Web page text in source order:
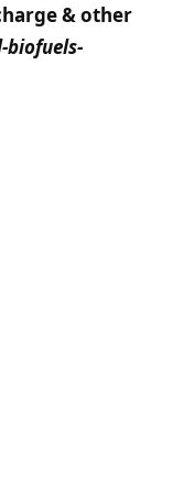
& other
biofuels-